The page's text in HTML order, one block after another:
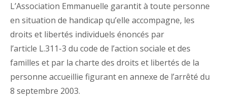
L’Association Emmanuelle garantit à toute personne
en situation de handicap qu’elle accompagne, les
droits et libertés individuels énoncés par
l’article L.311-3 du code de l’action sociale et des
familles et par la charte des droits et libertés de la
personne accueillie figurant en annexe de l’arrêté du
8 septembre 2003.